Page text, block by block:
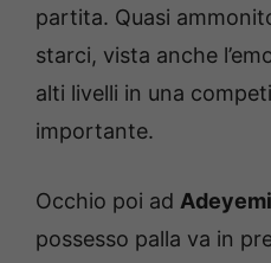
partita. Quasi
starci, vista anche
alti livelli in una
importante.
Occhio poi ad Adeyemi
possesso palla va in